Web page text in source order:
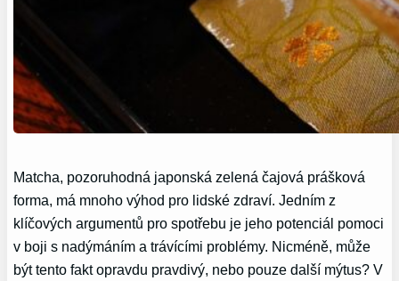
Matcha, pozoruhodná japonská zelená čajová prášková
forma, má mnoho výhod pro lidské zdraví. Jedním z
klíčových argumentů pro spotřebu je jeho potenciál pomoci
v boji s nadýmáním a trávícími problémy. Nicméně, může
být tento fakt opravdu pravdivý, nebo pouze další mýtus? V